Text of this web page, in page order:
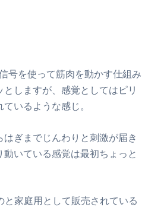
号を使って筋肉を動かす仕組み
しますが、感覚としてはピリ
いるような感じ。
ぎまでじんわりと刺激が届き
いている感覚は最初ちょっと
家庭用として販売されている